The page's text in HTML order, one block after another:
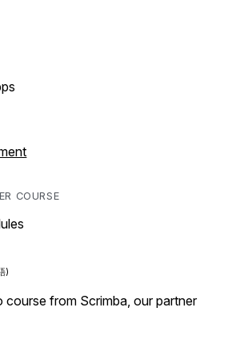
COURSE
course from Scrimba, our partner